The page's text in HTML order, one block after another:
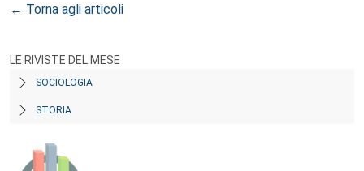
← Torna agli articoli
LE RIVISTE DEL MESE
SOCIOLOGIA
STORIA